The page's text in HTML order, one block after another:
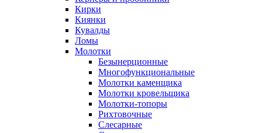
Кирки
Киянки
Кувалды
Ломы
Молотки
Безынерционные
Многофункциональные
Молотки каменщика
Молотки кровельщика
Молотки-топоры
Рихтовочные
Слесарные